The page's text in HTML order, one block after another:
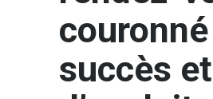
succès et